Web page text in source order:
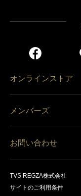
オンラインストア
営業日カレンダー
メンバーズ
会員規約
商品登録
お問い合わせ
TVS REGZA株式会社
サイトのご利用条件